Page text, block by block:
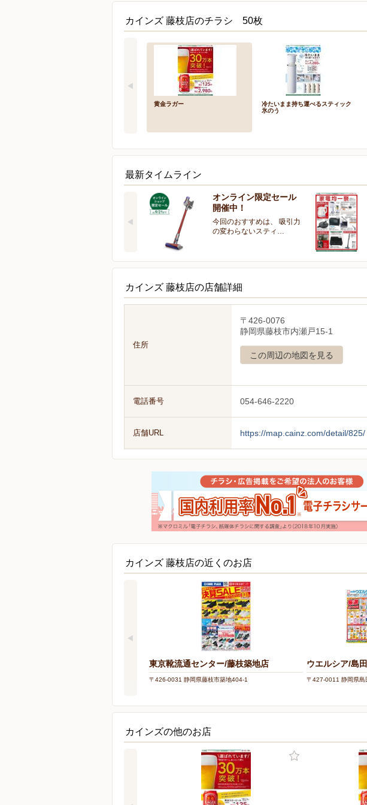
カインズ 藤枝店のチラシ 50枚
黄金ラガー
冷たいまま持ち運べるスティック
氷のう
最新タイムライン
オンライン限定セール
開催中！
今回のおすすめは、 吸引力
の変わらないスティ…
カインズ 藤枝店の店舗詳細
住所
〒426-0076
静岡県藤枝市内瀬戸15-1
この周辺の地図を見る
電話番号 054-646-2220
店舗URL https://map.cainz.com/detail/825/
カインズ 藤枝店の近くのお店
東京靴流通センター/藤枝築地店
〒426-0031 静岡県藤枝市築地404-1
ウエルシア/島
〒427-0011 静岡県島
カインズの他のお店